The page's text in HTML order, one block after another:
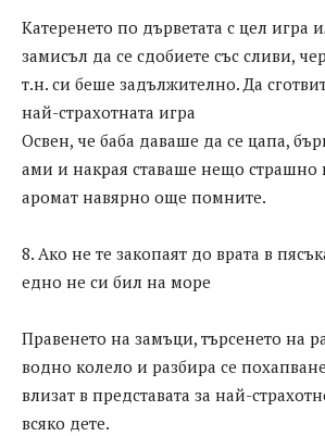
Катеренето по дърветата с цел игра
замисъл да се сдобиете със сливи,
т.н. си беше задължително. Да
най-страхотната игра
Освен, че баба даваше да се цапа,
ами и накрая ставаше нещо страшно
аромат навярно още помните.
8. Ако не те закопаят до врата в
едно не си бил на море
Правенето на замъци, търсенето на
водно колело и разбира се
влизат в представата за най-
всяко дете.